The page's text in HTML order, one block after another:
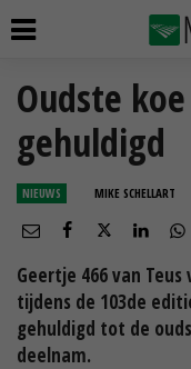
Oudste
gehuldigd
NIEUWS MIKE SCHELLART
Geertje 466 van
tijdens de 103de
gehuldigd tot de
deelnam.